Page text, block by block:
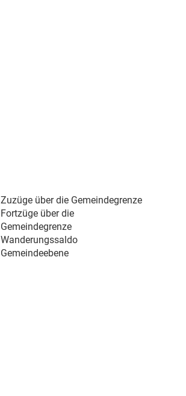
Zuzüge über die Gemeindegrenze
Fortzüge über die
Gemeindegrenze
Wanderungssaldo
Gemeindeebene